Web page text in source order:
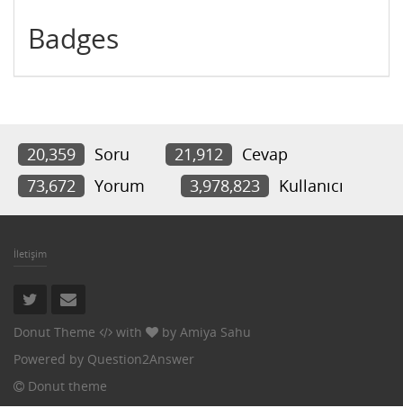
Badges
20,359 Soru 21,912
Cevap
73,672
Yorum 3,978,823 Kullanıcı
İletişim
Donut Theme with by Amiya Sahu
Powered by Question2Answer
Donut theme